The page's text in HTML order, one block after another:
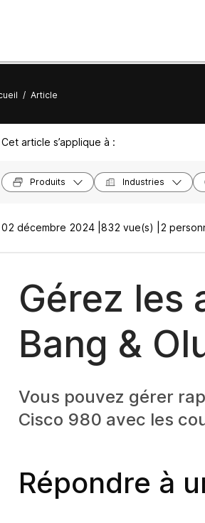
/ Article
Cet article s’applique à :
Produits Industries
02 décembre 2024 | 832 vue(s) | 2
Gérez les
Bang &
Vous pouvez gérer
Cisco 980 avec les
Répondre à